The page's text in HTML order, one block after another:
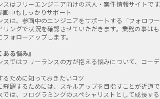
中もしっかりサポート
スは、参画中のエンジニアをサポートする「フォロ
リングで状況を確認させていただきます。業務の事
ォローアップします。
ある悩み』
スではフリーランスの方が抱える悩みについて、コー
ために知っておきたいコツ
飛躍するためには、スキルアップを目指すことが近
では、プログラミングのスペシャリストとして成長す